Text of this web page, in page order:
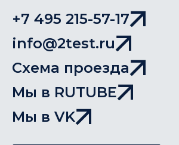
+7 495 215-57-17
info@2test.ru
Схема проезда
Мы в RUTUBE
Мы в VK